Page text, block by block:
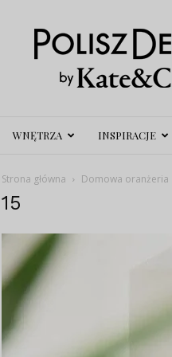
Polisz
Design
WNĘTRZA INSPIRACJE
Strona główna Domowa oranżeria
15